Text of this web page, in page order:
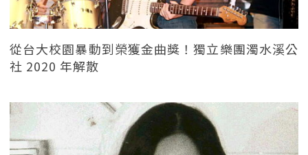
從台大校園暴動到榮獲金曲獎！獨立樂團濁水溪公
社 2020 年解散